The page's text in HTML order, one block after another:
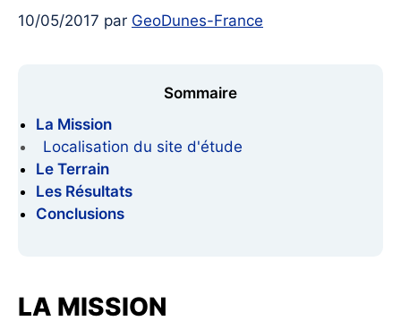
10/05/2017 par GeoDunes-France
Sommaire
La Mission
Localisation du site d'étude
Le Terrain
Les Résultats
Conclusions
LA MISSION